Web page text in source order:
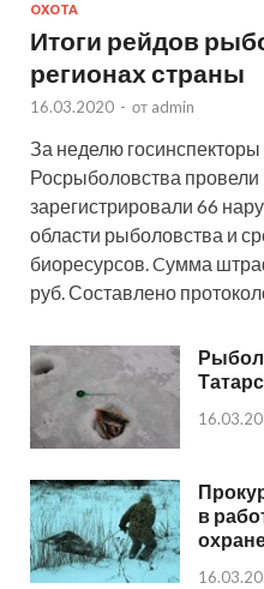
ОХОТА
Итоги рейдов
регионах страны
16.03.2020 - от admin
За неделю
Росрыболовства провели
зарегистрировали 66
области рыболовства и
биоресурсов. Cумма
руб. Составлено
в